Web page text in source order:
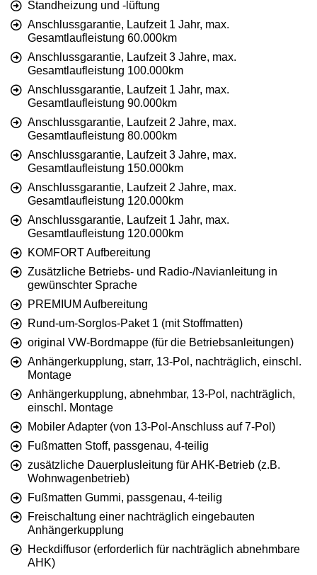
Standheizung und -lüftung
Anschlussgarantie, Laufzeit 1 Jahr, max.
Gesamtlaufleistung 60.000km
Anschlussgarantie, Laufzeit 3 Jahre, max.
Gesamtlaufleistung 100.000km
Anschlussgarantie, Laufzeit 1 Jahr, max.
Gesamtlaufleistung 90.000km
Anschlussgarantie, Laufzeit 2 Jahre, max.
Gesamtlaufleistung 80.000km
Anschlussgarantie, Laufzeit 3 Jahre, max.
Gesamtlaufleistung 150.000km
Anschlussgarantie, Laufzeit 2 Jahre, max.
Gesamtlaufleistung 120.000km
Anschlussgarantie, Laufzeit 1 Jahr, max.
Gesamtlaufleistung 120.000km
KOMFORT Aufbereitung
Zusätzliche Betriebs- und Radio-/Navianleitung in
gewünschter Sprache
PREMIUM Aufbereitung
Rund-um-Sorglos-Paket 1 (mit Stoffmatten)
original VW-Bordmappe (für die Betriebsanleitungen)
Anhängerkupplung, starr, 13-Pol, nachträglich, einschl.
Montage
Anhängerkupplung, abnehmbar, 13-Pol, nachträglich,
einschl. Montage
Mobiler Adapter (von 13-Pol-Anschluss auf 7-Pol)
Fußmatten Stoff, passgenau, 4-teilig
zusätzliche Dauerplusleitung für AHK-Betrieb (z.B.
Wohnwagenbetrieb)
Fußmatten Gummi, passgenau, 4-teilig
Freischaltung einer nachträglich eingebauten
Anhängerkupplung
Heckdiffusor (erforderlich für nachträglich abnehmbare
AHK)